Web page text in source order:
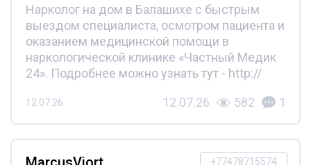
Нарколог на дом в Балашихе с быстрым
выездом специалиста, осмотром пациента и
оказанием медицинской помощи в
наркологической клинике «Частный Медик
24». Подробнее можно узнать тут - http://
12.07.26 12.07.26 582 1
+77478715574